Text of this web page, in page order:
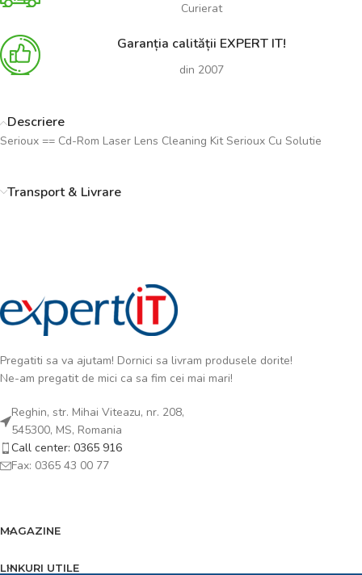
Curierat
Garanția calității EXPERT IT!
din 2007
Descriere
Serioux == Cd-Rom Laser Lens Cleaning Kit Serioux Cu Solutie
Transport & Livrare
Pregatiti sa va ajutam! Dornici sa livram produsele dorite!
Ne-am pregatit de mici ca sa fim cei mai mari!
Reghin, str. Mihai Viteazu, nr. 208,
545300, MS, Romania
Call center: 0365 916
Fax: 0365 43 00 77
MAGAZINE
LINKURI UTILE